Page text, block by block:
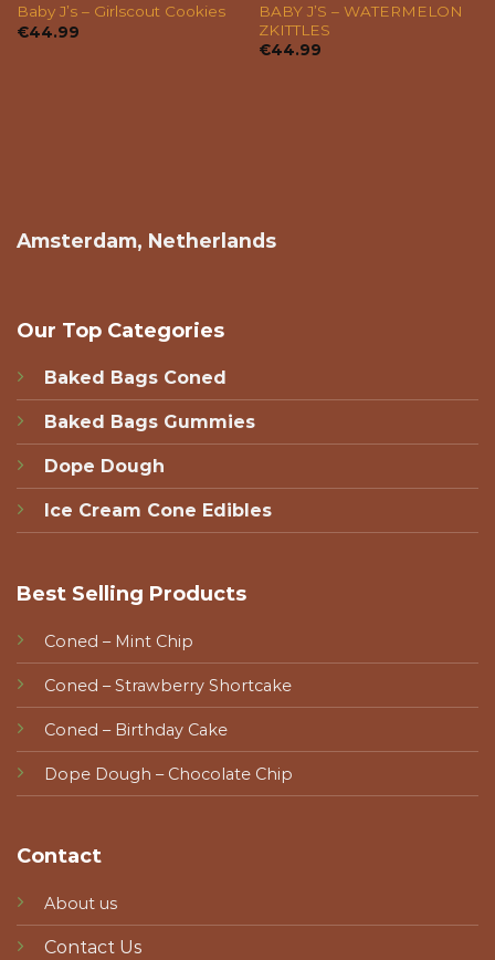
Baby J’s – Girlscout Cookies
€44.99
BABY J’S – WATERMELON
ZKITTLES
€44.99
Amsterdam, Netherlands
Our Top Categories
Baked Bags Coned
Baked Bags Gummies
Dope Dough
Ice Cream Cone Edibles
Best Selling Products
Coned – Mint Chip
Coned – Strawberry Shortcake
Coned – Birthday Cake
Dope Dough – Chocolate Chip
Contact
About us
Contact Us